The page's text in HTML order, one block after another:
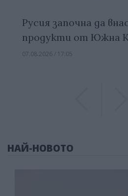
Русия започна да
продукти от Южна
07.08.2026 / 17:05
НАЙ-НОВОТО